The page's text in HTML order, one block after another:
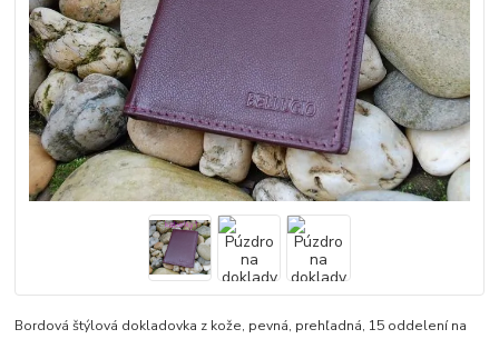
Bordová štýlová dokladovka z kože, pevná, prehľadná, 15 oddelení na